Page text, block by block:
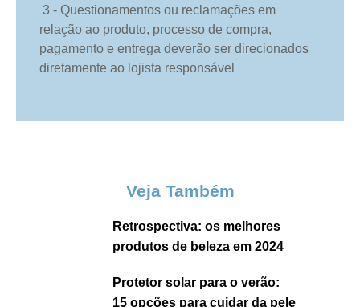
3 - Questionamentos ou reclamações em
relação ao produto, processo de compra,
pagamento e entrega deverão ser direcionados
diretamente ao lojista responsável
Veja Também
Retrospectiva: os melhores
produtos de beleza em 2024
Protetor solar para o verão:
15 opções para cuidar da pele